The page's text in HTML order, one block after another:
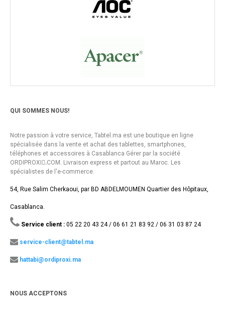
QUI SOMMES NOUS!
Notre passion à votre service, Tabtel.ma est une boutique en ligne
spécialisée dans la vente et achat des tablettes, smartphones,
téléphones et accessoires à Casablanca Gérer par la société
ORDIPROXI.ِCOM. Livraison express et partout au Maroc. Les
spécialistes de l'e-commerce.
54, Rue Salim Cherkaoui, par BD ABDELMOUMEN Quartier des Hôpitaux,
Casablanca.
Service client : 05 22 20 43 24 / 06 61 21 83 92 / 06 31 03 87 24
service-client@tabtel.ma
hattabi@ordiproxi.ma
NOUS ACCEPTONS